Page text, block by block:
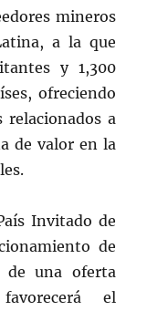
mineros
a la que
y 1,300
ofreciendo
relacionados a
de valor en la
Invitado de
de
de una oferta
el